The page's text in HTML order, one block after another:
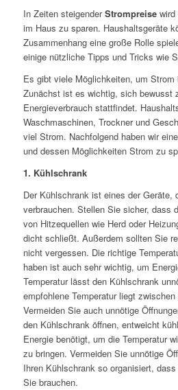
In Zeiten steigenderStrompreise
im Haus zu sparen. Haushaltsgeräte
Zusammenhang eine große Rolle
einige nützliche Tipps und Tricks wie
Es gibt viele Möglichkeiten, um
Zunächst ist es wichtig, sich bewusst
Energieverbrauch stattfindet.
Waschmaschinen, Trockner und
viel Strom. Nachfolgend haben wir
und dessen Möglichkeiten Strom zu
1. Kühlschrank
Der Kühlschrank ist eines der Geräte,
verbrauchen. Stellen Sie sicher, dass
von Hitzequellen wie Herd oder
dicht schließt. Außerdem sollten Sie
nicht vergessen. Die richtige
haben ist auch sehr wichtig, um
Temperatur lässt den Kühlschrank
empfohlene Temperatur liegt
Vermeiden Sie auch unnötige
den Kühlschrank öffnen, entweicht
Energie benötigt, um die Temperatur
zu bringen. Vermeiden Sie unnötige
Ihren Kühlschrank so organisiert,
Sie brauchen.